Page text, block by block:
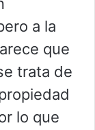
a la
que
trata de
lo que